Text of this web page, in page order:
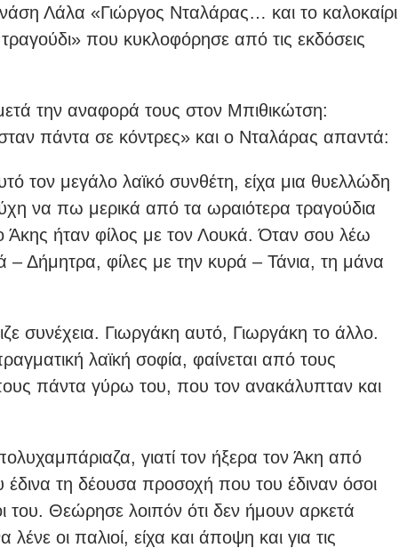
Λάλα «Γιώργος Νταλάρας… και το καλοκαίρι
που κυκλοφόρησε από τις εκδόσεις
την αναφορά τους στον Μπιθικώτση:
πάντα σε κόντρες» και ο Νταλάρας απαντά:
τον μεγάλο λαϊκό συνθέτη, είχα μια θυελλώδη
να πω μερικά από τα ωραιότερα τραγούδια
ήταν φίλος με τον Λουκά. Όταν σου λέω
– Δήμητρα, φίλες με την κυρά – Τάνια, τη μάνα
συνέχεια. Γιωργάκη αυτό, Γιωργάκη το άλλο.
λαϊκή σοφία, φαίνεται από τους
πάντα γύρω του, που τον ανακάλυπταν και
γιατί τον ήξερα τον Άκη από
έδινα τη δέουσα προσοχή που του έδιναν όσοι
του. Θεώρησε λοιπόν ότι δεν ήμουν αρκετά
οι παλιοί, είχα και άποψη και για τις